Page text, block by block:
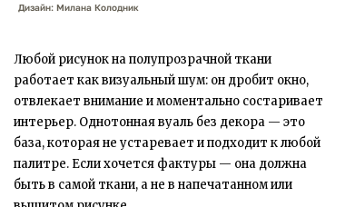
Дизайн: Милана Колодник
Любой рисунок на полупрозрачной ткани
работает как визуальный шум: он дробит окно,
отвлекает внимание и моментально состаривает
интерьер. Однотонная вуаль без декора — это
база, которая не устаревает и подходит к любой
палитре. Если хочется фактуры — она должна
быть в самой ткани, а не в напечатанном или